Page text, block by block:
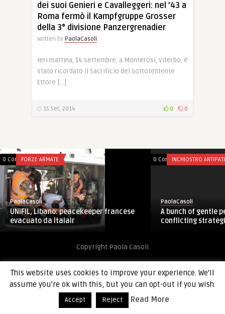
dei suoi Genieri e Cavalleggeri: nel ’43 a
Roma fermò il Kampfgruppe Grosser
della 3° divisione Panzergrenadier
Written by PaolaCasoli
Ieri mattina, 14 settembre, a Monterosi, Viterbo, è
stato ricordato il Sacrificio del sottotentente
Ettore […]
15 Set, 2014 0 0
0 CommentsFORZE ARMATE
PaolaCasoli
UNIFIL, Libano: peacekeeper francese
evacuato da Italair
0 Comments
INCHIOSTRO
PaolaCasoli
A bunch of gentle
conflicting
Copyright Paola Casoli
This website uses cookies to improve your experience. We'll
assume you're ok with this, but you can opt-out if you wish.
Accept Reject Read More